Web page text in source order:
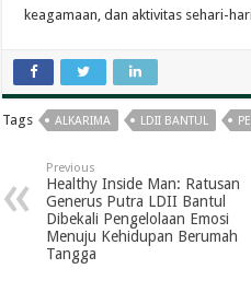
keagamaan, dan aktivitas sehari-
Tags ALKARIMA LDII BANTUL
Previous
Healthy Inside Man: Ratusan
Generus Putra LDII Bantul
Dibekali Pengelolaan Emosi
Menuju Kehidupan Berumah
Tangga